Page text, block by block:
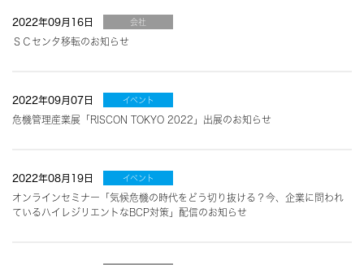
2022年09月16日 会社
ＳＣセンタ移転のお知らせ
2022年09月07日 イベント
危機管理産業展「RISCON TOKYO 2022」出展のお知らせ
2022年08月19日 イベント
オンラインセミナー「気候危機の時代をどう切り抜ける？今、企業に問われ
ているハイレジリエントなBCP対策」配信のお知らせ